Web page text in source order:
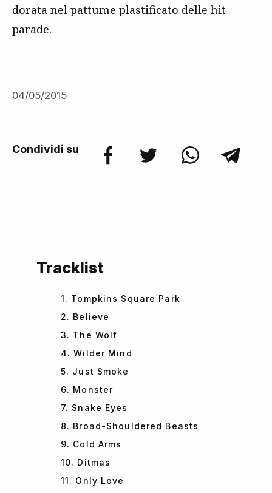
dorata nel pattume plastificato delle hit
parade.
04/05/2015
Condividi su
Tracklist
1. Tompkins Square Park
2. Believe
3. The Wolf
4. Wilder Mind
5. Just Smoke
6. Monster
7. Snake Eyes
8. Broad-Shouldered Beasts
9. Cold Arms
10. Ditmas
11. Only Love